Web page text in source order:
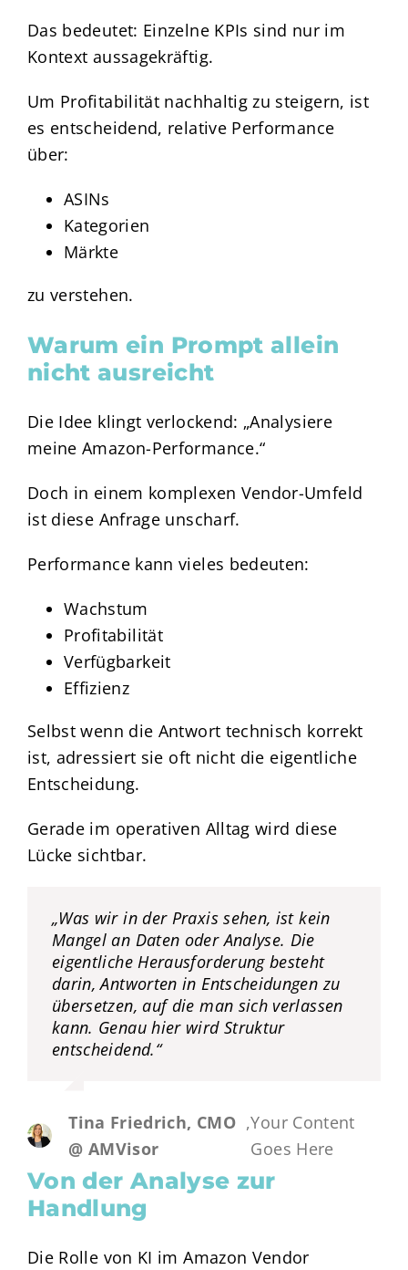
Das bedeutet: Einzelne KPIs sind nur im
Kontext aussagekräftig.
Um Profitabilität nachhaltig zu steigern, ist
es entscheidend, relative Performance
über:
ASINs
Kategorien
Märkte
zu verstehen.
Warum ein Prompt allein
nicht ausreicht
Die Idee klingt verlockend: „Analysiere
meine Amazon-Performance.“
Doch in einem komplexen Vendor-Umfeld
ist diese Anfrage unscharf.
Performance kann vieles bedeuten:
Wachstum
Profitabilität
Verfügbarkeit
Effizienz
Selbst wenn die Antwort technisch korrekt
ist, adressiert sie oft nicht die eigentliche
Entscheidung.
Gerade im operativen Alltag wird diese
Lücke sichtbar.
„Was wir in der Praxis sehen, ist kein
Mangel an Daten oder Analyse. Die
eigentliche Herausforderung besteht
darin, Antworten in Entscheidungen zu
übersetzen, auf die man sich verlassen
kann. Genau hier wird Struktur
entscheidend.“
Tina Friedrich, CMO
@ AMVisor
,Your Content
Goes Here
Von der Analyse zur
Handlung
Die Rolle von KI im Amazon Vendor